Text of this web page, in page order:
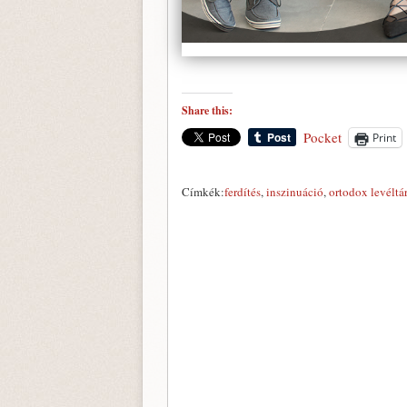
Share this:
Pocket Print
Címkék:ferdítés,inszinuáció,ortodox levéltár